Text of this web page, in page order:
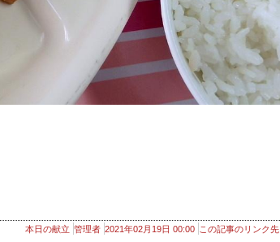
本日の献立 管理者 2021年02月19日 00:00 この記事のリンク先